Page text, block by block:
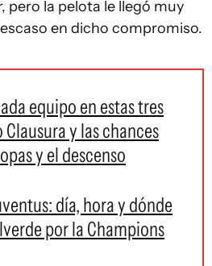
pero la pelota le llegó muy
en dicho compromiso.
equipo en estas tres
y las chances
y el descenso
día, hora y dónde
por la Champions